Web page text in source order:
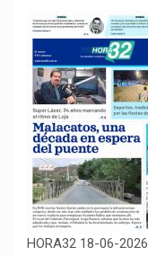
HORA32 18-06-2026